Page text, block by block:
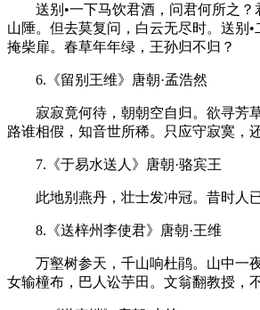
送别•一下马饮君酒，问君何所之？
山陲。但去莫复问，白云无尽时。送别
掩柴扉。春草年年绿，王孙归不归？
6.《留别王维》唐朝·孟浩然
寂寂竟何待，朝朝空自归。欲寻芳
路谁相假，知音世所稀。只应守寂寞，
7.《于易水送人》唐朝·骆宾王
此地别燕丹，壮士发冲冠。昔时人已
8.《送梓州李使君》唐朝·王维
万壑树参天，千山响杜鹃。山中一
女输橦布，巴人讼芋田。文翁翻教授，